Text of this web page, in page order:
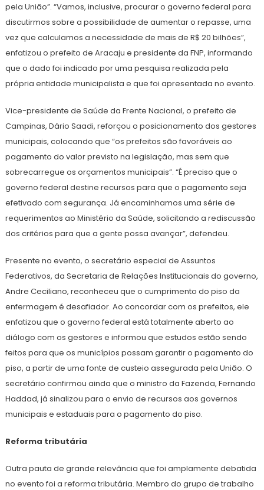
pela União”. “Vamos, inclusive, procurar o governo federal para
discutirmos sobre a possibilidade de aumentar o repasse, uma
vez que calculamos a necessidade de mais de R$ 20 bilhões”,
enfatizou o prefeito de Aracaju e presidente da FNP, informando
que o dado foi indicado por uma pesquisa realizada pela
própria entidade municipalista e que foi apresentada no evento.
Vice-presidente de Saúde da Frente Nacional, o prefeito de
Campinas, Dário Saadi, reforçou o posicionamento dos gestores
municipais, colocando que “os prefeitos são favoráveis ao
pagamento do valor previsto na legislação, mas sem que
sobrecarregue os orçamentos municipais”. “É preciso que o
governo federal destine recursos para que o pagamento seja
efetivado com segurança. Já encaminhamos uma série de
requerimentos ao Ministério da Saúde, solicitando a rediscussão
dos critérios para que a gente possa avançar”, defendeu.
Presente no evento, o secretário especial de Assuntos
Federativos, da Secretaria de Relações Institucionais do governo,
Andre Ceciliano, reconheceu que o cumprimento do piso da
enfermagem é desafiador. Ao concordar com os prefeitos, ele
enfatizou que o governo federal está totalmente aberto ao
diálogo com os gestores e informou que estudos estão sendo
feitos para que os municípios possam garantir o pagamento do
piso, a partir de uma fonte de custeio assegurada pela União. O
secretário confirmou ainda que o ministro da Fazenda, Fernando
Haddad, já sinalizou para o envio de recursos aos governos
municipais e estaduais para o pagamento do piso.
Reforma tributária
Outra pauta de grande relevância que foi amplamente debatida
no evento foi a reforma tributária. Membro do grupo de trabalho